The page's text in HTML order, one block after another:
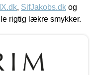
, SifJakobs.dk og
rigtig lækre smykker.